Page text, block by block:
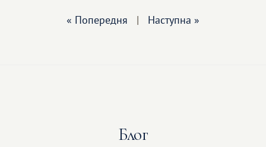
« Попередня | Наступна »
Блог